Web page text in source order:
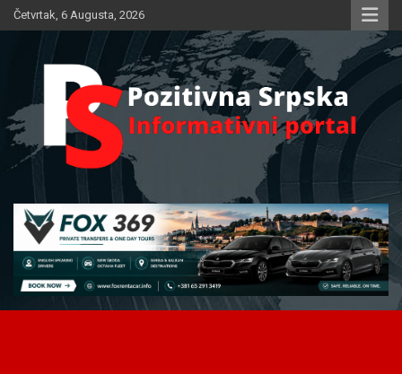
Skip
to
Četvrtak, 6 Augusta, 2026
Pozitivna Srpska